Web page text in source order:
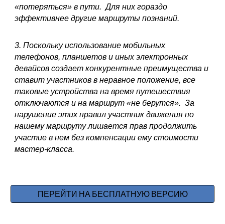
«потеряться» в пути. Для них гораздо
эффективнее другие маршруты познаний.
3. Поскольку использование мобильных
телефонов, планшетов и иных электронных
девайсов создает конкурентные преимущества и
ставит участников в неравное положение, все
таковые устройства на время путешествия
отключаются и на маршрут «не берутся». За
нарушение этих правил участник движения по
нашему маршруту лишается прав продолжить
участие в нем без компенсации ему стоимости
мастер-класса.
ПЕРЕЙТИ НА БЕСПЛАТНУЮ ВЕРСИЮ